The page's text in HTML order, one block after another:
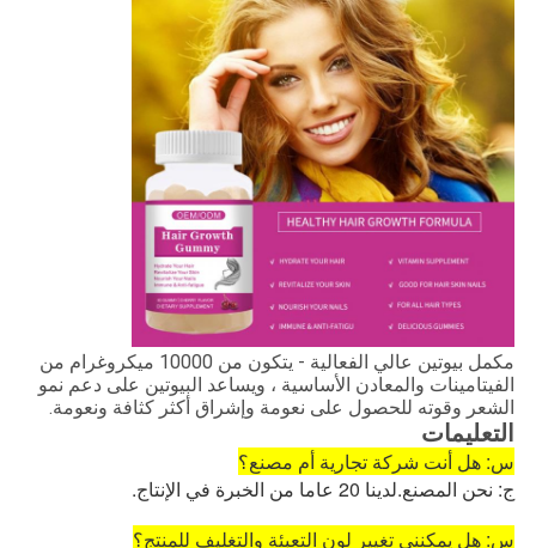
مكمل بيوتين عالي الفعالية - يتكون من 10000 ميكروغرام من
الفيتامينات والمعادن الأساسية ، ويساعد البيوتين على دعم نمو
الشعر وقوته للحصول على نعومة وإشراق أكثر كثافة ونعومة.
التعليمات
س: هل أنت شركة تجارية أم مصنع؟
ج: نحن المصنع.لدينا 20 عاما من الخبرة في الإنتاج.
س: هل يمكنني تغيير لون التعبئة والتغليف للمنتج؟